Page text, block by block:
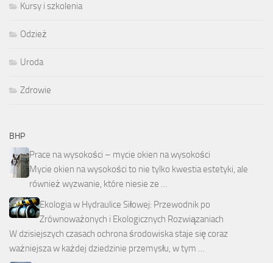
Kursy i szkolenia
Odzież
Uroda
Zdrowie
BHP
Prace na wysokości – mycie okien na wysokości
Mycie okien na wysokości to nie tylko kwestia estetyki, ale
również wyzwanie, które niesie ze …
Ekologia w Hydraulice Siłowej: Przewodnik po
Zrównoważonych i Ekologicznych Rozwiązaniach
W dzisiejszych czasach ochrona środowiska staje się coraz
ważniejsza w każdej dziedzinie przemysłu, w tym …